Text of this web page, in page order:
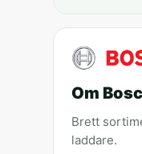
Om
Brett
laddare.